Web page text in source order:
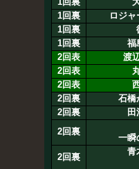
1回裏
ロジ
1回裏
1回裏
福
2回表
渡
2回表
2回表
2回裏
石橋
2回裏
田
2回裏
一瞬
2回裏
青